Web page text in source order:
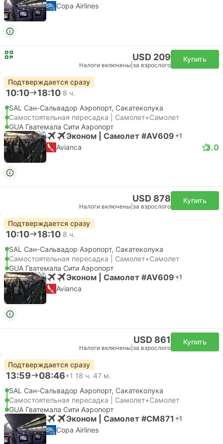
Copa Airlines
USD 209
Налоги включены за взрослого
Купить
Подтверждается сразу
10:10 18:10 8 ч.
SAL Сан-Сальвадор Аэропорт, Сакатеколука
Самостоятельная пересадка | Самолет+Самолет
GUA Гватемала Сити Аэропорт
Эконом | Самолет #AV609 +1
Avianca 3.0
USD 878
Налоги включены за взрослого
Купить
Подтверждается сразу
10:10 18:10 8 ч.
SAL Сан-Сальвадор Аэропорт, Сакатеколука
Самостоятельная пересадка | Самолет+Самолет
GUA Гватемала Сити Аэропорт
Эконом | Самолет #AV609 +1
Avianca
USD 861
Налоги включены за взрослого
Купить
Подтверждается сразу
13:59 08:46+1 18 ч. 47 м.
SAL Сан-Сальвадор Аэропорт, Сакатеколука
Самостоятельная пересадка | Самолет+Самолет
GUA Гватемала Сити Аэропорт
Эконом | Самолет #CM871 +1
Copa Airlines